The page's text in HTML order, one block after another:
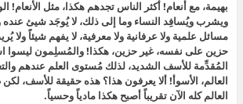
بهيمة، مع أنعام! أكثر الناس تجدهم هكذا، مثل الأنعام!
ويشرب ويُسافِد النساء وما إلى ذلك، لا يُوجَد شيئ عنده
مسائل علمية ولا عرفانية ولا معرفية، لا يفهم شيئاً ولا
حزين على نفسه، غير حزين، هكذا! والمُسلِمون ليسوا
المُقدِّمة للأسف الشديد، لذلك مُستوى العلم عندهم
العالم، الأسوأ! ألا يعرفون هذا؟ هذه حقيقة للأسف،
العالم كله الآن تقريباً أصبح هكذا مادياً وحسياً.